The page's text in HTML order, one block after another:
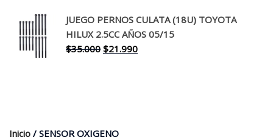
original
era:
$30.000.
actual
es:
$17.990.
JUEGO PERNOS CULATA (18U) TOYOTA
HILUX 2.5CC AÑOS 05/15
$35.000 El
$21.990El
Inicio / SENSOR OXIGENO